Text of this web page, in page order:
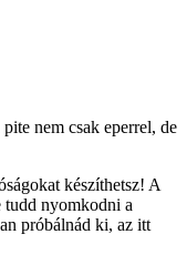
nem csak eperrel, de
készíthetsz! A
tudd nyomkodni a
próbálnád ki, az itt